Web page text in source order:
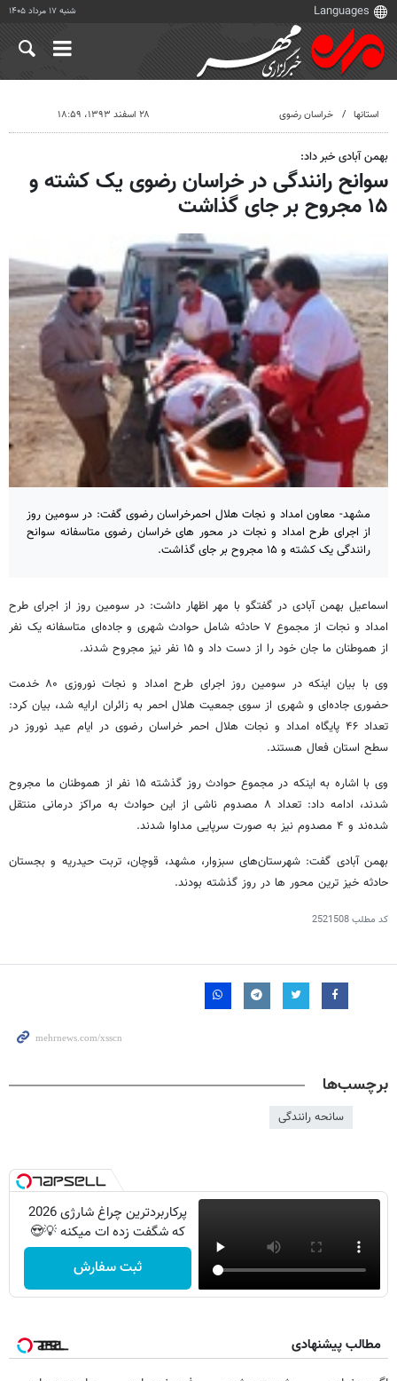
شنبه ۱۷ مرداد ۱۴۰۵
استانها خراسان رضوی ۲۸ اسفند ۱۳۹۳، ۱۸:۵۹
بهمن آبادی خبر داد:
سوانح رانندگی در خراسان رضوی یک کشته و
۱۵ مجروح بر جای گذاشت
مشهد- معاون امداد و نجات هلال احمرخراسان رضوی گفت: در سومین روز
از اجرای طرح امداد و نجات در محور های خراسان رضوی متاسفانه سوانح
رانندگی یک کشته و ۱۵ مجروح بر جای گذاشت.
اسماعیل بهمن آبادی در گفتگو با مهر اظهار داشت: در سومین روز از اجرای طرح
امداد و نجات از مجموع ۷ حادثه شامل حوادث شهری و جاده‌ای متاسفانه یک نفر
از هموطنان ما جان خود را از دست داد و ۱۵ نفر نیز مجروح شدند.
وی با بیان اینکه در سومین روز اجرای طرح امداد و نجات نوروزی ۸۰ خدمت
حضوری جاده‌ای و شهری از سوی جمعیت هلال احمر به زائران ارایه شد، بیان کرد:
تعداد ۴۶ پایگاه امداد و نجات هلال احمر خراسان رضوی در ایام عید نوروز در
سطح استان فعال هستند.
وی با اشاره به اینکه در مجموع حوادث روز گذشته ۱۵ نفر از هموطنان ما مجروح
شدند، ادامه داد: تعداد ۸ مصدوم ناشی از این حوادث به مراکز درمانی منتقل
شده‌ند و ۴ مصدوم نیز به صورت سرپایی مداوا شدند.
بهمن آبادی گفت: شهرستان‌های سبزوار، مشهد، قوچان، تربت حیدریه و بجستان
حادثه خیز ترین محور ها در روز گذشته بودند.
کد مطلب2521508
برچسب‌ها
سانحه رانندگی
پرکاربردترین چراغ شارژی 2026
که شگفت زده ات میکنه 💡😍
ثبت سفارش
مطالب پیشنهادی